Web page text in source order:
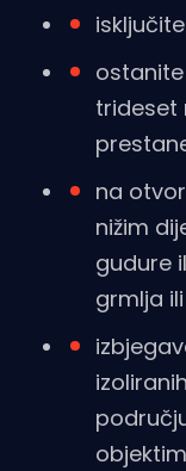
trideset
na
nižim
gudure
grmlja